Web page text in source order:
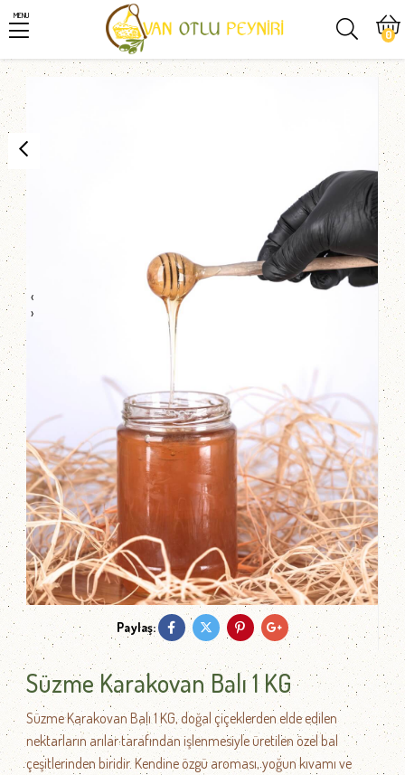
MENU
0
‹
›
Paylaş:
Süzme Karakovan Balı 1 KG
Süzme Karakovan Balı 1 KG, doğal çiçeklerden elde edilen
nektarların arılar tarafından işlenmesiyle üretilen özel bal
çeşitlerinden biridir. Kendine özgü aroması, yoğun kıvamı ve